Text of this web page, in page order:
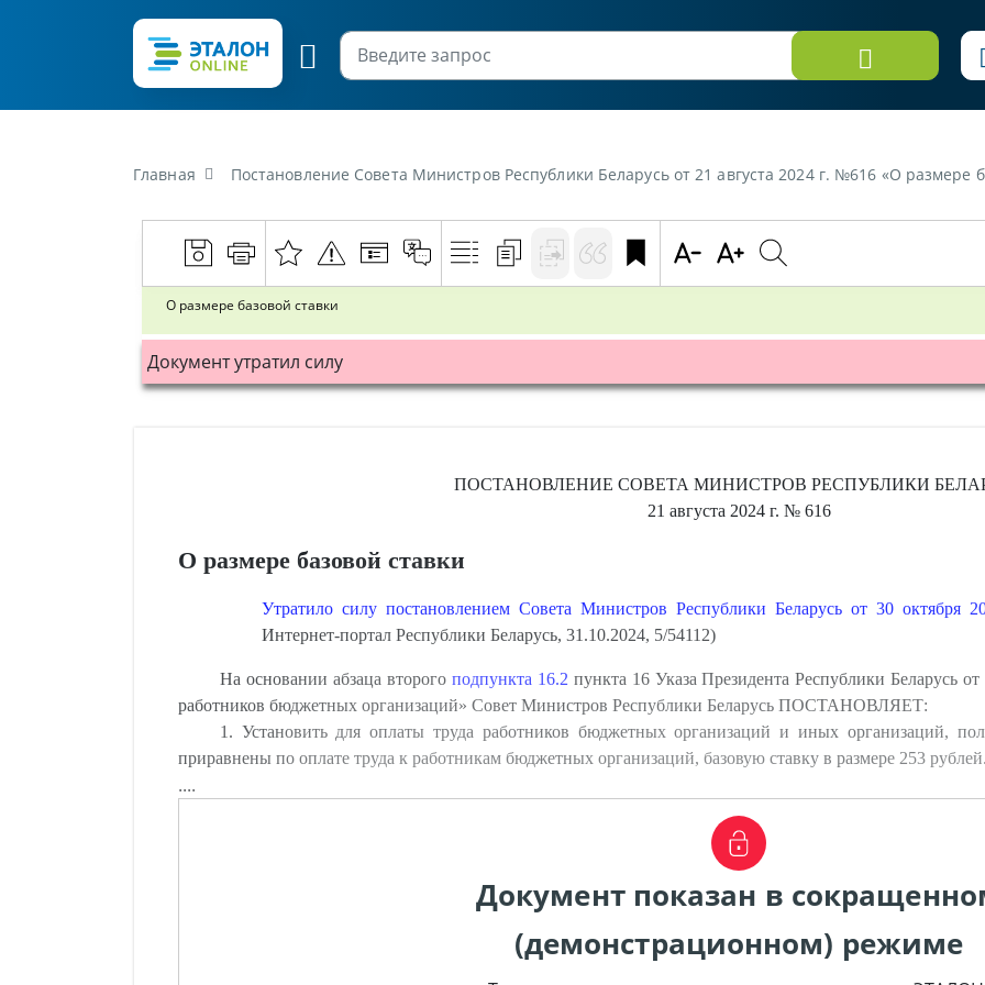
Главная Постановление Совета Министров Республики Беларусь от 21 августа 2024 г. №616 «О размере
О размере базовой ставки
Документ утратил силу
ПОСТАНОВЛЕНИЕ СОВЕТА МИНИСТРОВ РЕСПУБЛИКИ
21 августа 2024 г. № 616
О размере базовой ставки
Утратило силу постановлением Совета Министров Республики Беларусь от 30 октября
Интернет-портал Республики Беларусь, 31.10.2024, 5/54112)
На основании абзаца второго подпункта 16.2 пункта 16 Указа Президента Республики Беларусь
работников бюджетных организаций» Совет Министров Республики Беларусь ПОСТАНОВЛЯЕТ:
1. Установить для оплаты труда работников бюджетных организаций и иных организаций,
приравнены по оплате труда к работникам бюджетных организаций, базовую ставку в размере 253
....
Документ показан в
(демонстрационном) режиме